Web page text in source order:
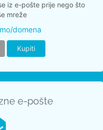
iz e-pošte prije nego što
mreže
domena
Kupiti
e-pošte